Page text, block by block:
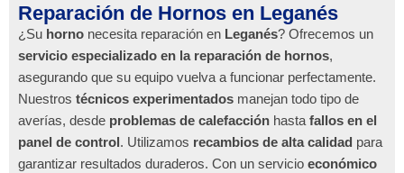
Reparación de Hornos en Leganés
¿Su horno necesita reparación en Leganés? Ofrecemos un
servicio especializado en la reparación de hornos,
asegurando que su equipo vuelva a funcionar perfectamente.
Nuestros técnicos experimentados manejan todo tipo de
averías, desde problemas de calefacción hasta fallos en el
panel de control. Utilizamos recambios de alta calidad para
garantizar resultados duraderos. Con un servicio económico